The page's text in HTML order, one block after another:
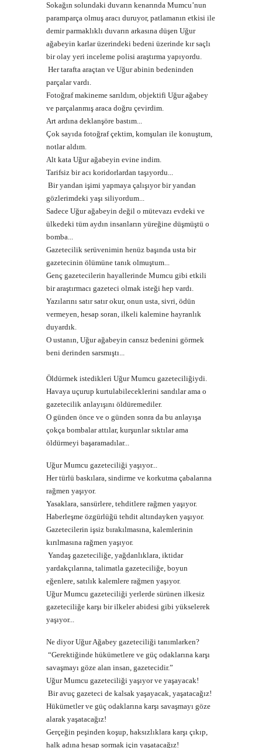
Sokağın solundaki duvarın kenarında Mumcu’nun
paramparça olmuş aracı duruyor, patlamanın etkisi ile
demir parmaklıklı duvarın arkasına düşen Uğur
ağabeyin karlar üzerindeki bedeni üzerinde kır saçlı
bir olay yeri inceleme polisi araştırma yapıyordu.
Her tarafta araçtan ve Uğur abinin bedeninden
parçalar vardı.
Fotoğraf makineme sarıldım, objektifi Uğur ağabey
ve parçalanmış araca doğru çevirdim.
Art ardına deklanşöre bastım...
Çok sayıda fotoğraf çektim, komşuları ile konuştum,
notlar aldım.
Alt kata Uğur ağabeyin evine indim.
Tarifsiz bir acı koridorlardan taşıyordu...
Bir yandan işimi yapmaya çalışıyor bir yandan
gözlerimdeki yaşı siliyordum...
Sadece Uğur ağabeyin değil o mütevazı evdeki ve
ülkedeki tüm aydın insanların yüreğine düşmüştü o
bomba...
Gazetecilik serüvenimin henüz başında usta bir
gazetecinin ölümüne tanık olmuştum...
Genç gazetecilerin hayallerinde Mumcu gibi etkili
bir araştırmacı gazeteci olmak isteği hep vardı.
Yazılarını satır satır okur, onun usta, sivri, ödün
vermeyen, hesap soran, ilkeli kalemine hayranlık
duyardık.
O ustanın, Uğur ağabeyin cansız bedenini görmek
beni derinden sarsmıştı...
Öldürmek istedikleri Uğur Mumcu gazeteciliğiydi.
Havaya uçurup kurtulabileceklerini sandılar ama o
gazetecilik anlayışını öldüremediler.
O günden önce ve o günden sonra da bu anlayışa
çokça bombalar attılar, kurşunlar sıktılar ama
öldürmeyi başaramadılar...
Uğur Mumcu gazeteciliği yaşıyor...
Her türlü baskılara, sindirme ve korkutma çabalarına
rağmen yaşıyor.
Yasaklara, sansürlere, tehditlere rağmen yaşıyor.
Haberleşme özgürlüğü tehdit altındayken yaşıyor.
Gazetecilerin işsiz bırakılmasına, kalemlerinin
kırılmasına rağmen yaşıyor.
Yandaş gazeteciliğe, yağdanlıklara, iktidar
yardakçılarına, talimatla gazeteciliğe, boyun
eğenlere, satılık kalemlere rağmen yaşıyor.
Uğur Mumcu gazeteciliği yerlerde sürünen ilkesiz
gazeteciliğe karşı bir ilkeler abidesi gibi yükselerek
yaşıyor...
Ne diyor Uğur Ağabey gazeteciliği tanımlarken?
“Gerektiğinde hükümetlere ve güç odaklarına karşı
savaşmayı göze alan insan, gazetecidir.”
Uğur Mumcu gazeteciliği yaşıyor ve yaşayacak!
Bir avuç gazeteci de kalsak yaşayacak, yaşatacağız!
Hükümetler ve güç odaklarına karşı savaşmayı göze
alarak yaşatacağız!
Gerçeğin peşinden koşup, haksızlıklara karşı çıkıp,
halk adına hesap sormak için yaşatacağız!